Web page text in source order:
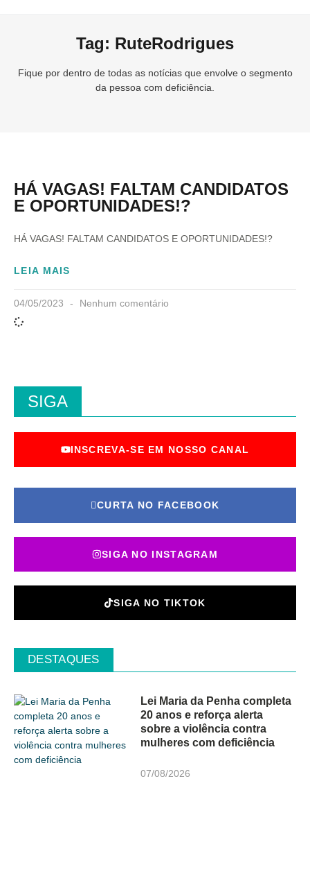
Tag: RuteRodrigues
Fique por dentro de todas as notícias que envolve o segmento
da pessoa com deficiência.
HÁ VAGAS! FALTAM CANDIDATOS
E OPORTUNIDADES!?
HÁ VAGAS! FALTAM CANDIDATOS E OPORTUNIDADES!?
LEIA MAIS
04/05/2023 Nenhum comentário
SIGA
INSCREVA-SE EM NOSSO CANAL
CURTA NO FACEBOOK
SIGA NO INSTAGRAM
SIGA NO TIKTOK
DESTAQUES
Lei Maria da Penha completa
20 anos e reforça alerta
sobre a violência contra
mulheres com deficiência
07/08/2026